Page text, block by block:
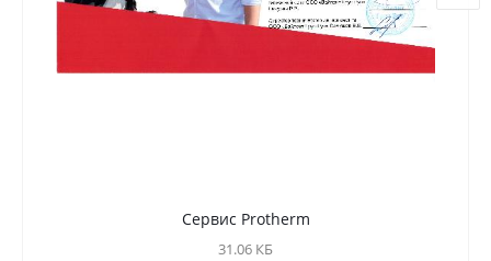
Сервис Protherm
31.06 КБ